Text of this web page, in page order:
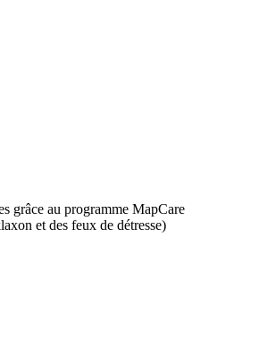
grâce au programme MapCare
et des feux de détresse)